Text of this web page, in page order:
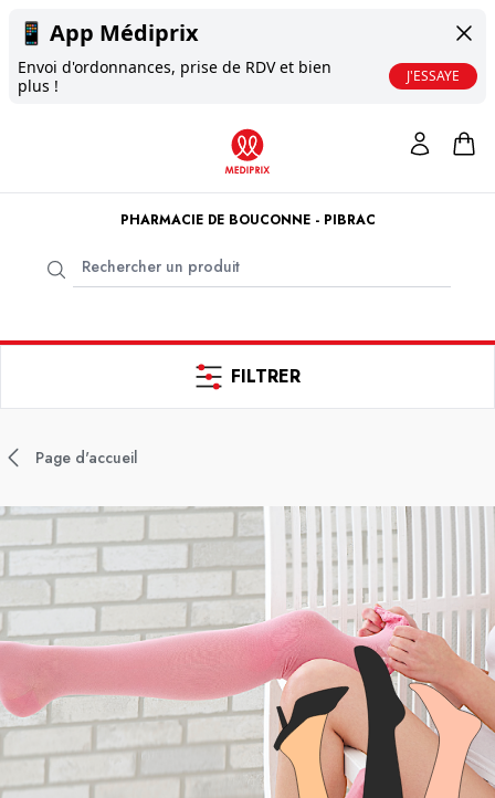
📱 App Médiprix
Envoi d'ordonnances, prise de RDV et bien
plus !
J'ESSAYE
PHARMACIE DE BOUCONNE - PIBRAC
FILTRER
Page d'accueil